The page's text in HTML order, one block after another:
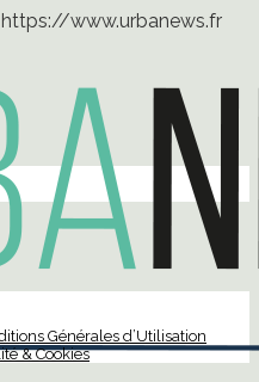
https://www.urbanews.fr
Générales d’Utilisation
& Cookies